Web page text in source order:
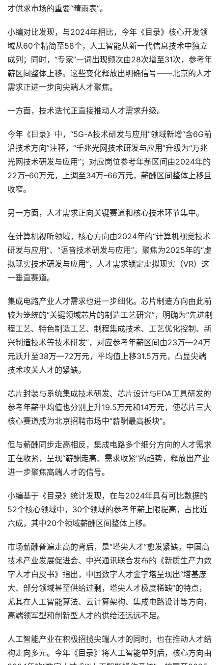
才供求市场的重要“晴雨表”。
小编对比发现，与2024年相比，今年《目录》核心开发领
域从60个精简至58个，人工智能从新一代信息技术中独立
成列；同时，“专家”一词出现频次由28次增至31次，参考年
薪区间整体上移。这些变化释放出明确信号——北京的人才
需求正进一步向尖端人才聚焦。
一方面，技术迭代正直接推动人才需求升级。
今年《目录》中，“5G-A技术研发与应用”领域新增“含6G前
沿技术方向”注释，“千兆光网技术研发与应用”升级为“万兆
光网技术研发与应用”；对应岗位参考年薪区间由2024年的
22万–60万元，上调至34万–66万元，薪酬区间整体上移且
收窄。
另一方面，人才需求正向关键赛道和核心技术环节集中。
在计算机视听领域，核心方向由2024年的“计算机视觉技术
研发与应用”、“语音技术研发与应用”，聚焦为2025年的“虚
拟现实技术研发与应用”，人才需求锁定虚拟现实（VR）这
一垂直赛道。
集成电路产业人才需求也进一步细化。芯片制造方向由此前
较为笼统的“关键领域芯片的制造工艺研究”，明确为“先进制
程工艺、特色制造工艺、制程集成技术、工艺优化控制、新
兴制造技术等技术研发”，对应参考年薪区间由23万—24万
元跃升至38万—72万元，平均值上移31.5万元，凸显尖端
技术攻关人才的紧缺。
芯片封装与系统集成技术研发、芯片设计与EDA工具研发的
参考年薪平均值也分别上升19.5万元和14万元，使芯片三大
核心赛道成为北京招聘市场中“薪酬最高板块”。
但与薪酬同步走高相反，集成电路多个细分方向的人才需求
正在收紧，呈现“薪酬走高、需求收紧”的趋势，释放出产业
进一步聚焦高端人才的信号。
小编基于《目录》统计发现，在与2024年具有可比数据的
52个核心领域中，30个领域的参考年薪上限提高，占比近
六成，其中20个领域薪酬区间整体上移。
市场薪酬普遍走高的背后，是“塔尖人才”愈发紧缺。中国高
技术产业发展促进会、中兴通讯联合发布的《新质生产力数
字人才白皮书》指出，中国数字人才金字塔呈现出“塔基庞
大、部分领域甚至供给过剩，塔尖人才极度稀缺”的特点，
尤其在人工智能算法、云计算架构、集成电路设计等方向，
高端领军型和创新型人才的供给还远远不足。
人工智能产业在积极招揽尖端人才的同时，也在推动人才结
构走向多元。今年《目录》将人工智能单列后，核心方向由